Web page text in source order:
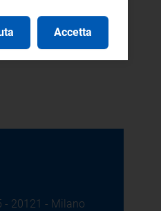
1.575,00 (oltre IVA)
- 20121 - Milano
Accetta